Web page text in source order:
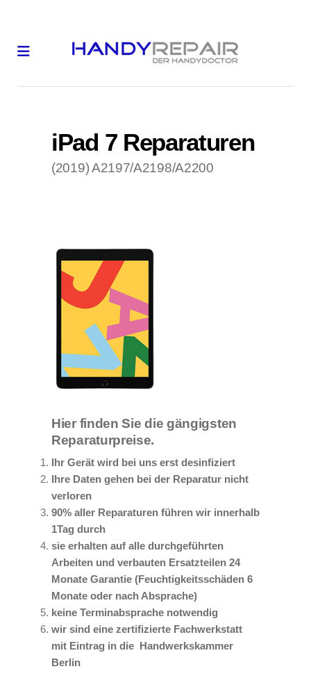
iPad 7 Reparaturen
(2019) A2197/A2198/A2200
Hier finden Sie die gängigsten
Reparaturpreise.
Ihr Gerät wird bei uns erst desinfiziert
Ihre Daten gehen bei der Reparatur nicht
verloren
90% aller Reparaturen führen wir innerhalb
1Tag durch
sie erhalten auf alle durchgeführten
Arbeiten und verbauten Ersatzteilen 24
Monate Garantie (Feuchtigkeitsschäden 6
Monate oder nach Absprache)
keine Terminabsprache notwendig
wir sind eine zertifizierte Fachwerkstatt
mit Eintrag in die Handwerkskammer
Berlin